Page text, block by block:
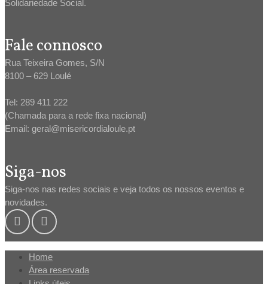
Solidariedade Social.
Fale connosco
Rua Teixeira Gomes, S/N
8100 – 629 Loulé
Tel: 289 411 222
(Chamada para a rede fixa nacional)
Email: geral@misericordialoule.pt
Siga-nos
Siga-nos nas redes sociais e veja todos os nossos eventos e
novidades.
Home
Área reservada